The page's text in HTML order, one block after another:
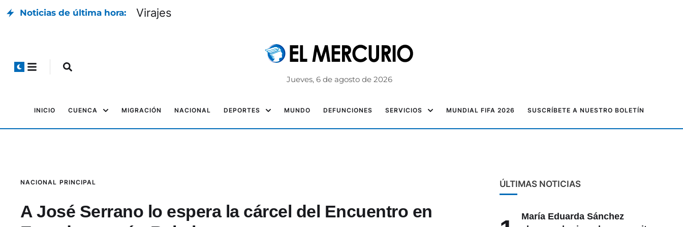
Noticias de última hora: Virajes
Jueves, 6 de agosto de 2026
INICIO CUENCA MIGRACIÓN NACIONAL DEPORTES MUNDO DEFUNCIONES SERVICIOS MUNDIAL FIFA 2026 SUSCRÍBETE A NUESTRO BOLETÍN
NACIONAL PRINCIPAL
A José Serrano lo espera la cárcel del Encuentro en
ÚLTIMAS NOTICIAS
María Eduarda Sánchez